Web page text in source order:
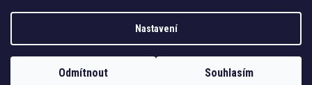
Nastavení
Odmítnout Souhlasím
Hangareshop.cz. Všechna práva vyhrazena.